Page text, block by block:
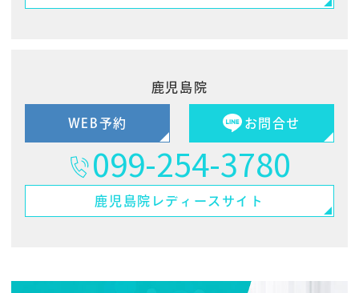
鹿児島院
WEB予約 お問合せ
099-254-3780
鹿児島院 レディースサイト